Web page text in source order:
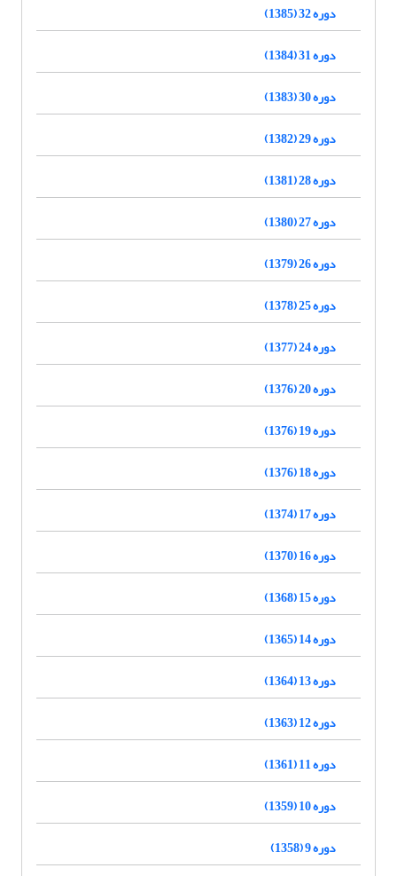
دوره 32 (1385)
دوره 31 (1384)
دوره 30 (1383)
دوره 29 (1382)
دوره 28 (1381)
دوره 27 (1380)
دوره 26 (1379)
دوره 25 (1378)
دوره 24 (1377)
دوره 20 (1376)
دوره 19 (1376)
دوره 18 (1376)
دوره 17 (1374)
دوره 16 (1370)
دوره 15 (1368)
دوره 14 (1365)
دوره 13 (1364)
دوره 12 (1363)
دوره 11 (1361)
دوره 10 (1359)
دوره 9 (1358)